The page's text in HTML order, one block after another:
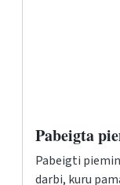
Pabeigta
Pabeigti
darbi, kuru